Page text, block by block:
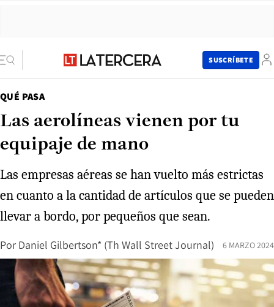
SUSCRÍBETE
QUÉ PASA
Las aerolíneas vienen por tu
equipaje de mano
Las empresas aéreas se han vuelto más estrictas
en cuanto a la cantidad de artículos que se pueden
llevar a bordo, por pequeños que sean.
Por Daniel Gilbertson* (Th Wall Street Journal) 6 MARZO 2024